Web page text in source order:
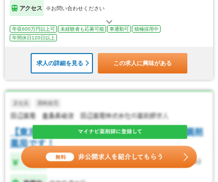
アクセス ※お問い合わせください
年収600万円以上可 未経験者も応募可能 車通勤可
積極採用中
年間休日120日以上
求人の詳細を見る この求人に興味がある